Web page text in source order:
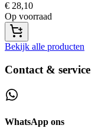
€ 28,10
Op voorraad
Bekijk alle producten
Contact & service
WhatsApp ons